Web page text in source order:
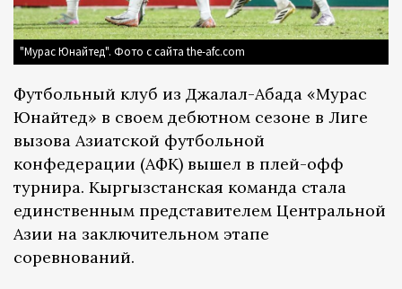
"Мурас Юнайтед". Фото с сайта the-afc.com
Футбольный клуб из Джалал-Абада «Мурас
Юнайтед» в своем дебютном сезоне в Лиге
вызова Азиатской футбольной
конфедерации (АФК) вышел в плей-офф
турнира. Кыргызстанская команда стала
единственным представителем Центральной
Азии на заключительном этапе
соревнований.